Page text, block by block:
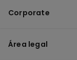
Corporate
Área legal